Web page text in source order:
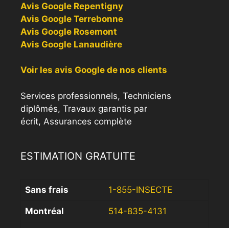
Avis Google Repentigny
Avis Google Terrebonne
Avis Google Rosemont
Avis Google Lanaudière
Voir les avis Google de nos clients
Services professionnels, Techniciens
diplômés, Travaux garantis par
écrit, Assurances complète
ESTIMATION GRATUITE
Sans frais 1-855-INSECTE
Montréal 514-835-4131